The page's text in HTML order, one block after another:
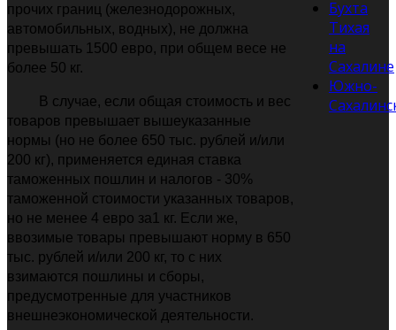
прочих границ (железнодорожных,
автомобильных, водных), не должна
превышать 1500 евро, при общем весе не
более 50 кг.
В случае, если общая стоимость и вес
товаров превышает вышеуказанные
нормы (но не более 650 тыс. рублей и/или
200 кг), применяется единая ставка
таможенных пошлин и налогов - 30%
таможенной стоимости указанных товаров,
но не менее 4 евро за1 кг. Если же,
ввозимые товары превышают норму в 650
тыс. рублей и/или 200 кг, то с них
взимаются пошлины и сборы,
предусмотренные для участников
внешнеэкономической деятельности.
Бухта
Тихая
на
Сахалине
Южно-